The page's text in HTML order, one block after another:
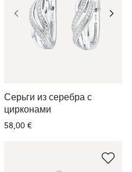
Серьги из серебра с
цирконами
58,00 €